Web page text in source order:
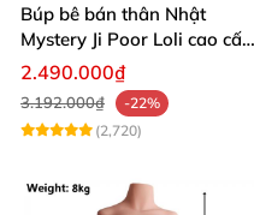
Búp bê bán thân Nhật
Mystery Ji Poor Loli cao cấp
6kg
2.490.000₫
3.192.000₫
-22%
(2,720)